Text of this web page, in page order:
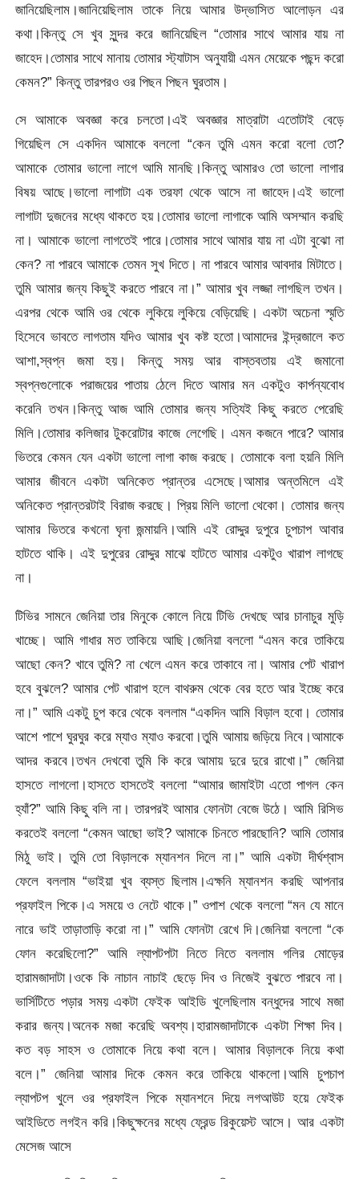
জানিয়েছিলাম।জানিয়েছিলাম তাকে নিয়ে আমার উদ্ভাসিত আলোড়ন এর
কথা।কিন্তু সে খুব সুন্দর করে জানিয়েছিল “তোমার সাথে আমার যায় না
জাহেদ।তোমার সাথে মানায় তোমার স্ট্যাটাস অনুযায়ী এমন মেয়েকে পছন্দ করো
কেমন?” কিন্তু তারপরও ওর পিছন পিছন ঘুরতাম।
সে আমাকে অবজ্ঞা করে চলতো।এই অবজ্ঞার মাত্রাটা এতোটাই বেড়ে
গিয়েছিল সে একদিন আমাকে বললো “কেন তুমি এমন করো বলো তো?
আমাকে তোমার ভালো লাগে আমি মানছি।কিন্তু আমারও তো ভালো লাগার
বিষয় আছে।ভালো লাগাটা এক তরফা থেকে আসে না জাহেদ।এই ভালো
লাগাটা দুজনের মধ্যে থাকতে হয়।তোমার ভালো লাগাকে আমি অসম্মান করছি
না। আমাকে ভালো লাগতেই পারে।তোমার সাথে আমার যায় না এটা বুঝো না
কেন? না পারবে আমাকে তেমন সুখ দিতে। না পারবে আমার আবদার মিটাতে।
তুমি আমার জন্য কিছুই করতে পারবে না।” আমার খুব লজ্জা লাগছিল তখন।
এরপর থেকে আমি ওর থেকে লুকিয়ে লুকিয়ে বেড়িয়েছি। একটা অচেনা স্মৃতি
হিসেবে ভাবতে লাগতাম যদিও আমার খুব কষ্ট হতো।আমাদের ইন্দ্রজালে কত
আশা,স্বপ্ন জমা হয়। কিন্তু সময় আর বাস্তবতায় এই জমানো
স্বপ্নগুলোকে পরাজয়ের পাতায় ঠেলে দিতে আমার মন একটুও কার্পন্যবোধ
করেনি তখন।কিন্তু আজ আমি তোমার জন্য সত্যিই কিছু করতে পেরেছি
মিলি।তোমার কলিজার টুকরোটার কাজে লেগেছি। এমন কজনে পারে? আমার
ভিতরে কেমন যেন একটা ভালো লাগা কাজ করছে। তোমাকে বলা হয়নি মিলি
আমার জীবনে একটা অনিকেত প্রান্তর এসেছে।আমার অন্তমিলে এই
অনিকেত প্রান্তরটাই বিরাজ করছে। প্রিয় মিলি ভালো থেকো। তোমার জন্য
আমার ভিতরে কখনো ঘৃনা জন্মায়নি।আমি এই রোদ্দুর দুপুরে চুপচাপ আবার
হাটতে থাকি। এই দুপুরের রোদ্দুর মাঝে হাটতে আমার একটুও খারাপ লাগছে
না।
টিভির সামনে জেনিয়া তার মিনুকে কোলে নিয়ে টিভি দেখছে আর চানাচুর মুড়ি
খাচ্ছে। আমি গাধার মত তাকিয়ে আছি।জেনিয়া বললো “এমন করে তাকিয়ে
আছো কেন? খাবে তুমি? না খেলে এমন করে তাকাবে না। আমার পেট খারাপ
হবে বুঝলে? আমার পেট খারাপ হলে বাথরুম থেকে বের হতে আর ইচ্ছে করে
না।” আমি একটু চুপ করে থেকে বললাম “একদিন আমি বিড়াল হবো। তোমার
আশে পাশে ঘুরঘুর করে ম্যাও ম্যাও করবো।তুমি আমায় জড়িয়ে নিবে।আমাকে
আদর করবে।তখন দেখবো তুমি কি করে আমায় দুরে দুরে রাখো।” জেনিয়া
হাসতে লাগলো।হাসতে হাসতেই বললো “আমার জামাইটা এতো পাগল কেন
হ্যাঁ?” আমি কিছু বলি না। তারপরই আমার ফোনটা বেজে উঠে। আমি রিসিভ
করতেই বললো “কেমন আছো ভাই? আমাকে চিনতে পারছোনি? আমি তোমার
মিঠু ভাই। তুমি তো বিড়ালকে ম্যানশন দিলে না।” আমি একটা দীর্ঘশ্বাস
ফেলে বললাম “ভাইয়া খুব ব্যস্ত ছিলাম।এক্ষনি ম্যানশন করছি আপনার
প্রফাইল পিকে।এ সময়ে ও নেটে থাকে।” ওপাশ থেকে বললো “মন যে মানে
নারে ভাই তাড়াতাড়ি করো না।” আমি ফোনটা রেখে দি।জেনিয়া বললো “কে
ফোন করেছিলো?” আমি ল্যাপটপটা নিতে নিতে বললাম গলির মোড়ের
হারামজাদাটা।ওকে কি নাচান নাচাই ছেড়ে দিব ও নিজেই বুঝতে পারবে না।
ভার্সিটিতে পড়ার সময় একটা ফেইক আইডি খুলেছিলাম বন্ধুদের সাথে মজা
করার জন্য।অনেক মজা করেছি অবশ্য।হারামজাদাটাকে একটা শিক্ষা দিব।
কত বড় সাহস ও তোমাকে নিয়ে কথা বলে। আমার বিড়ালকে নিয়ে কথা
বলে।” জেনিয়া আমার দিকে কেমন করে তাকিয়ে থাকলো।আমি চুপচাপ
ল্যাপটপ খুলে ওর প্রফাইল পিকে ম্যানশনে দিয়ে লগআউট হয়ে ফেইক
আইডিতে লগইন করি।কিছুক্ষনের মধ্যে ফ্রেন্ড রিকুয়েস্ট আসে। আর একটা
মেসেজ আসে